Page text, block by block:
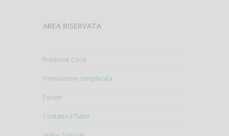
AREA RISERVATA
Fruizione Corsi
Formazione completata
Forum
Contatta il Tutor